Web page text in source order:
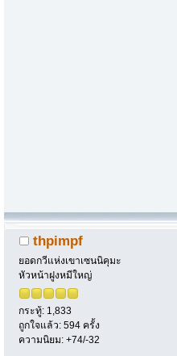
thpimpf
ยอดกวีแห่งเขาเซนนิคุมะ
หัวหน้าฝูงหมีใหญ่
กระทู้: 1,833
ถูกใจแล้ว: 594 ครั้ง
ความนิยม: +74/-32